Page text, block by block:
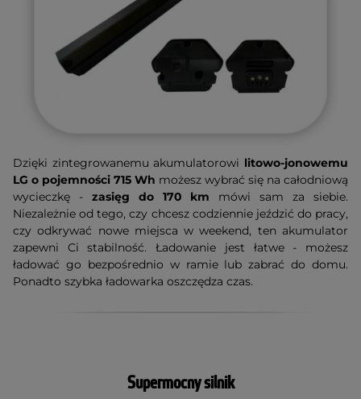
Dzięki zintegrowanemu akumulatorowi litowo-jonowemu
LG o pojemności 715 Wh możesz wybrać się na całodniową
wycieczkę - zasięg do 170 km mówi sam za siebie.
Niezależnie od tego, czy chcesz codziennie jeździć do pracy,
czy odkrywać nowe miejsca w weekend, ten akumulator
zapewni Ci stabilność. Ładowanie jest łatwe - możesz
ładować go bezpośrednio w ramie lub zabrać do domu.
Ponadto szybka ładowarka oszczędza czas.
Supermocny silnik